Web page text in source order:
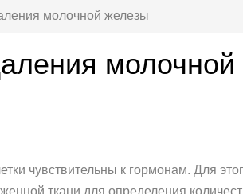
молочной железы
чувствительны к гормонам. Для
ткани для определения